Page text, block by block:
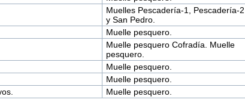
Muelles Pescadería-1, Pescadería-2
y San Pedro.
Muelle pesquero.
Muelle pesquero Cofradía. Muelle
pesquero.
Muelle pesquero.
Muelle pesquero.
Muelle pesquero.